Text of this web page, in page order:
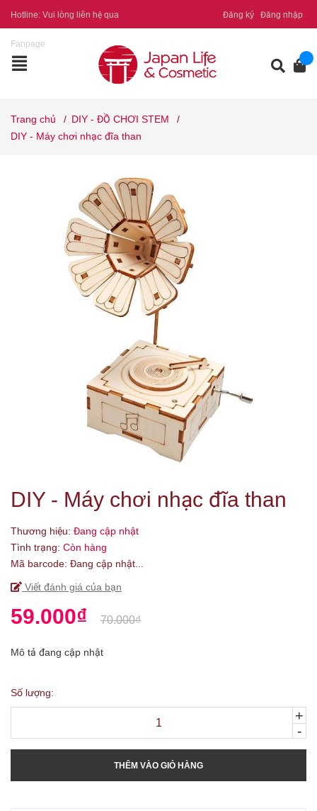
Hotline: Vui lòng liên hệ qua
Fanpage
Đăng ký Đăng nhập
Trang chủ / DIY - ĐỒ CHƠI STEM
/
DIY - Máy chơi nhạc đĩa than
DIY - Máy chơi nhạc đĩa than
Thương hiệu: Đang cập nhật
Tình trạng: Còn hàng
Mã barcode: Đang cập nhật...
Viết đánh giá của bạn
59.000₫ 70.000₫
Mô tả đang cập nhật
Số lượng:
-
+
THÊM VÀO GIỎ HÀNG